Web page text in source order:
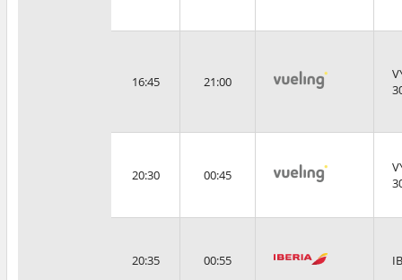
16:45 21:00
20:30 00:45
20:35 00:55